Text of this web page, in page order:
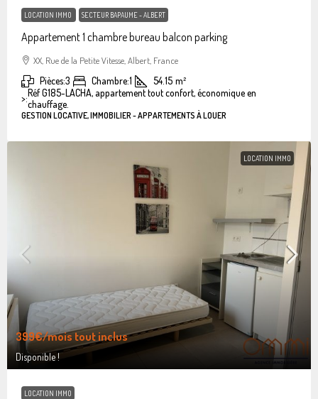
LOCATION IMMO SECTEUR BAPAUME - ALBERT
Appartement 1 chambre bureau balcon parking
XX, Rue de la Petite Vitesse, Albert, France
Pièces:3 Chambre:1 54.15 m²
>:Réf G185-LACHA, appartement tout confort, économique en
chauffage.
GESTION LOCATIVE, IMMOBILIER - APPARTEMENTS À LOUER
LOCATION IMMO
399€/mois tout inclus
Disponible !
LOCATION IMMO